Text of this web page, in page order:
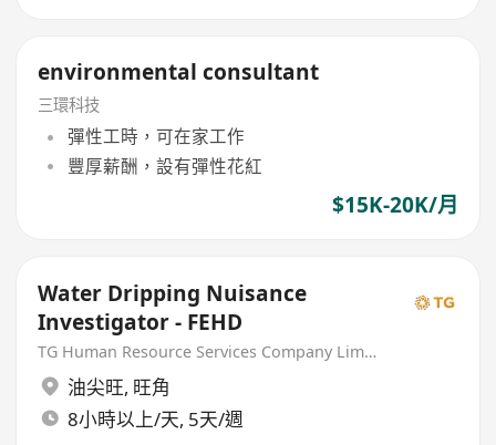
environmental consultant
三環科技
彈性工時，可在家工作
豐厚薪酬，設有彈性花紅
$15K-20K/月
Water Dripping Nuisance
Investigator - FEHD
TG Human Resource Services Company Limited
油尖旺, 旺角
8小時以上/天, 5天/週